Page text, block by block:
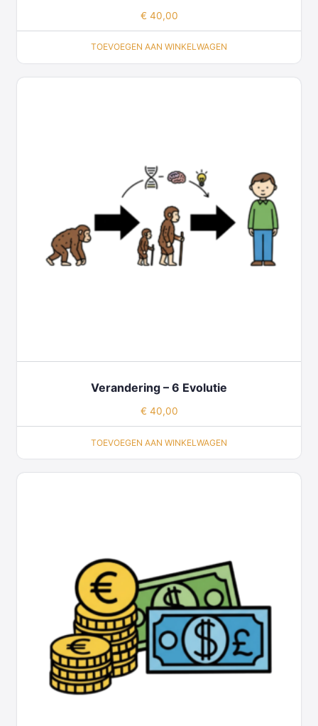
€ 40,00
TOEVOEGEN AAN WINKELWAGEN
Verandering – 6 Evolutie
€ 40,00
TOEVOEGEN AAN WINKELWAGEN